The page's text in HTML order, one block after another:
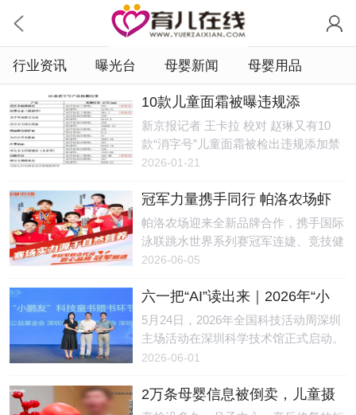
行业资讯 曝光台 母婴新闻 母婴用品
10款儿童面霜被曝违规添
加，“检出禁用激素甚至兽药成
分”
新京报记者 王卡拉 校对 赵琳又有10
款“消字号”儿童面霜被检出违规添加禁
用激素甚至兽药成分。测评博主“老爸
15日在新浪微博发布了上述结果。1月
16日，“这些儿童面霜千万别给宝宝
用”的话题冲上热搜。新京报记者发
现，多个涉事企业都曾被监管部门处
销，但购物平台上仍有部分产品在售。
2021年，“消字号”产品“益芙灵多效特护
抑菌霜”违法添加激素导致婴儿变“大头
娃娃”事件引发公众及监管部门等高度
关注，尽管近年来监管力度不断加大，
2026-01-21
冠军力量携手同行 帕洛农场虾
青素鸡蛋打造品质好蛋
帕洛农场迎来全新品牌合作，携手国际
泳联跳水世界系列赛冠军连婕、竞技健
美操世界杯冠军陶绪、跆拳道世锦赛冠
体操冠军张婧彧达成战略合作。结合专
业运动健康理念，助力国民膳食优化，
促进功能农业与运动健康领域携手发
展。图一: 国际泳联跳水世界系列赛冠
绪图三：跆拳道世锦赛冠军魏梦月
冠军严选：专业眼光印证产品品质
2026-06-05
六一把“AI”读出来｜2026年“小
鹏友科技书单”正式发布
5月24日，2026年全国科技活动周深圳
主场活动在深圳科学技术馆正式启动。
活动现场，小鹏公益联合深圳市爱阅公
布“小鹏友科技书单”，并向馆方捐赠了
全套入选图书，在科技馆内设立常
2026-06-01
2万条母婴信息被倒卖，儿童摄
影店主获刑！起底围猎母婴隐